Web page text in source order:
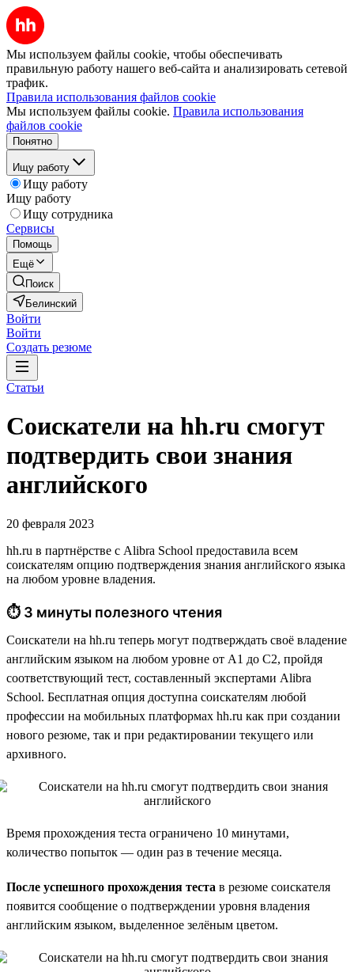
Мы используем файлы cookie, чтобы обеспечивать
правильную работу нашего веб-сайта и анализировать сетевой
трафик.
Правила использования файлов cookie
Мы используем файлы cookie. Правила использования
файлов cookie
Понятно
Ищу работу
Ищу работу
Ищу работу
Ищу сотрудника
Сервисы
Помощь
Ещё
Поиск
Белинский
Войти
Войти
Создать резюме
Статьи
Соискатели на hh.ru смогут
подтвердить свои знания
английского
20 февраля 2023
hh.ru в партнёрстве с Alibra School предоставила всем
соискателям опцию подтверждения знания английского языка
на любом уровне владения.
⏱ 3 минуты полезного чтения
Соискатели на hh.ru теперь могут подтверждать своё владение
английским языком на любом уровне от А1 до С2, пройдя
соответствующий тест, составленный экспертами Alibra
School. Бесплатная опция доступна соискателям любой
профессии на мобильных платформах hh.ru как при создании
нового резюме, так и при редактировании текущего или
архивного.
Время прохождения теста ограничено 10 минутами,
количество попыток — один раз в течение месяца.
После успешного прохождения теста в резюме соискателя
появится сообщение о подтверждении уровня владения
английским языком, выделенное зелёным цветом.